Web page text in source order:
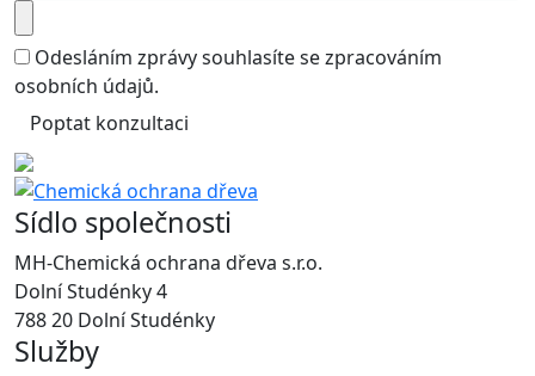
Odesláním zprávy souhlasíte sezpracováním
osobních údajů.
Poptat konzultaci
Sídlo společnosti
MH-Chemická ochrana dřeva s.r.o.
Dolní Studénky 4
788 20 Dolní Studénky
Služby